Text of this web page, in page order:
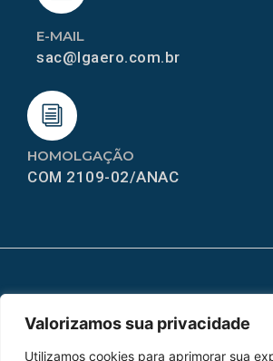
Valorizamos sua privacidade
Utilizamos cookies para aprimorar sua
HOMOLGAÇÃO
COM 2109-02/ANAC
E-MAIL
sac@lgaero.com.br
Home